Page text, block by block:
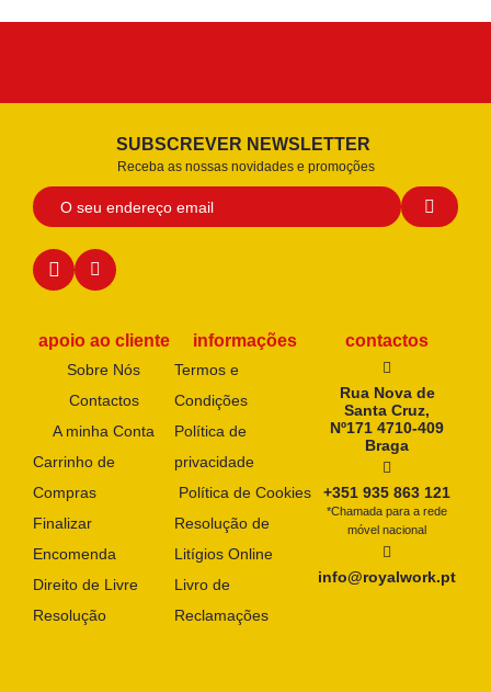
SUBSCREVER NEWSLETTER
Receba as nossas novidades e promoções
apoio ao cliente
Sobre Nós
Contactos
A minha Conta
Carrinho de
Compras
Finalizar
Encomenda
Direito de Livre
Resolução
informações
Termos e
Condições
Política de
privacidade
Política de Cookies
Resolução de
Litígios Online
Livro de
Reclamações
contactos
Rua Nova de
Santa Cruz,
Nº171 4710-409
Braga
+351 935 863 121
*Chamada para a rede
móvel nacional
info@royalwork.pt